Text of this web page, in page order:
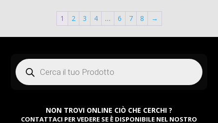
era:
379,00 €.
attuale
è:
100,00 €.
1 2 3 4 … 6 7 8 →
Products
search
NON TROVI ONLINE CIÒ CHE CERCHI ?
CONTATTACI PER VEDERE SE È DISPONIBILE NEL NOSTRO